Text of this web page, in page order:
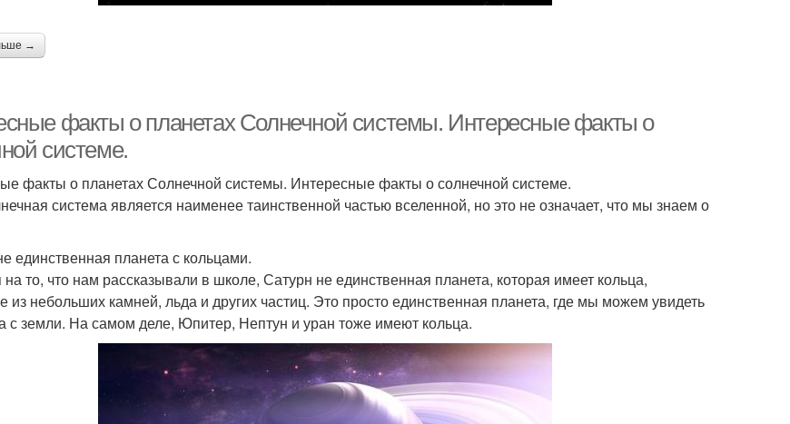
→
факты о планетах Солнечной системы. Интересные факты о
системе.
факты о планетах Солнечной системы. Интересные факты о солнечной системе.
система является наименее таинственной частью вселенной, но это не означает, что мы знаем о
единственная планета с кольцами.
то, что нам рассказывали в школе, Сатурн не единственная планета, которая имеет кольца,
из небольших камней, льда и других частиц. Это просто единственная планета, где мы можем увидеть
с земли. На самом деле, Юпитер, Нептун и уран тоже имеют кольца.